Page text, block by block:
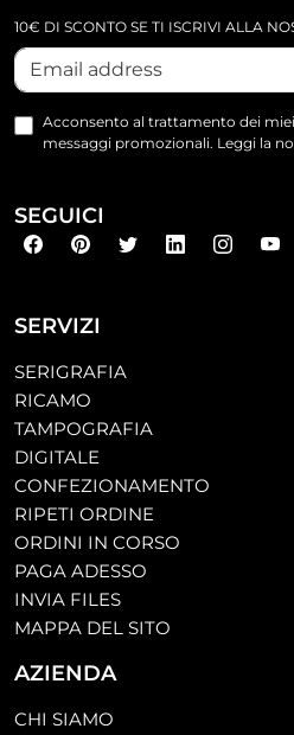
SERVIZI
SERIGRAFIA
RICAMO
TAMPOGRAFIA
DIGITALE
CONFEZIONAMENTO
RIPETI ORDINE
ORDINI IN CORSO
PAGA ADESSO
INVIA FILES
MAPPA DEL SITO
AZIENDA
CHI SIAMO
10€ DI SCONTO SE TI ISCRIVI ALLA
Acconsento al trattamento dei
messaggi promozionali. Leggi la
SEGUICI